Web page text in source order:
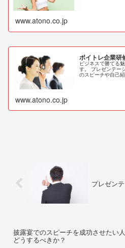
www.atono.co.jp
ボイトレ企業研
ビジネスで勝てる
す。 プレゼンテー
のスピーチや自己
とで、あなたの本
www.atono.co.jp
プレゼン
披露宴でのスピーチを成功させたい
どうするべきか？